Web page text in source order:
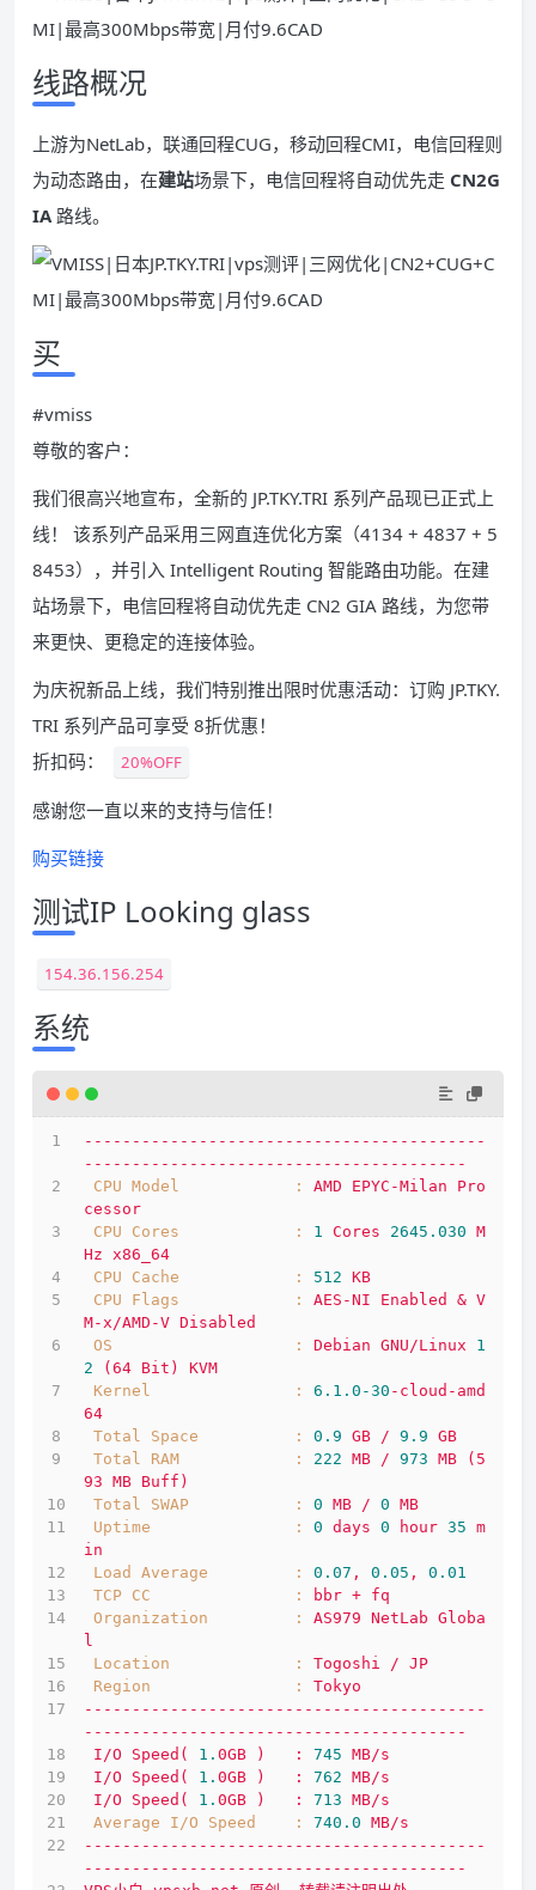
线路概况
上游为NetLab，联通回程CUG，移动回程CMI，电信回程则
为动态路由，在建站场景下，电信回程将自动优先走 CN2G
IA路线。
买
#vmiss
尊敬的客户：
我们很高兴地宣布，全新的 JP.TKY.TRI 系列产品现已正式上
线！ 该系列产品采用三网直连优化方案（4134 + 4837 + 5
8453），并引入 Intelligent Routing 智能路由功能。在建
站场景下，电信回程将自动优先走 CN2 GIA 路线，为您带
来更快、更稳定的连接体验。
为庆祝新品上线，我们特别推出限时优惠活动：订购 JP.TKY.
TRI 系列产品可享受 8折优惠！
折扣码：
20%OFF
感谢您一直以来的支持与信任！
购买链接
测试IP Looking glass
154.36.156.254
系统
------------------------------------------
----------------------------------------
CPU Model            :
AMD EPYC-Milan
Pro
cessor
CPU Cores            :
1 Cores 2645.030 M
Hz x86_64
CPU Cache            :
512 KB
CPU Flags            :
AES-NI Enabled & V
M-x/AMD-V Disabled
OS                   :
Debian GNU/Linux
1
2
(64 Bit)
KVM
Kernel               :
6.1 .0 -30 -cloud-amd
64
Total Space          :
0.9 GB / 9.9 GB
Total RAM            :
222 MB / 973 MB
(5
93 MB Buff)
Total SWAP           :
0 MB / 0 MB
Uptime               :
0 days 0 hour 35 m
in
Load Average         :
0.07 , 0.05 ,
0.01
TCP CC               :
bbr + fq
Organization         :
AS979 NetLab Globa
l
Location             :
Togoshi / JP
Region               :
Tokyo
------------------------------------------
----------------------------------------
I/O
Speed( 1. 0GB ) : 745 MB/s
I/O
Speed( 1. 0GB ) : 762 MB/s
I/O
Speed( 1. 0GB ) : 713 MB/s
Average I/O Speed    :
740.0 MB/s
------------------------------------------
----------------------------------------